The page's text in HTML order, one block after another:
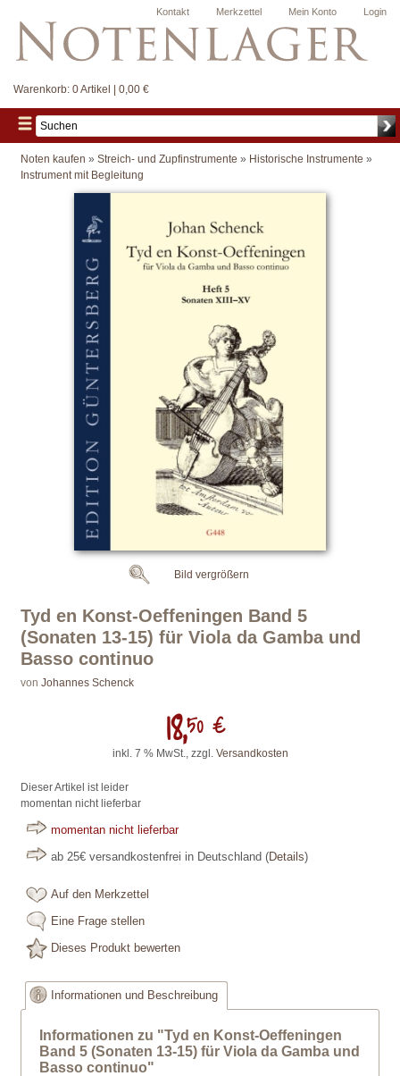
Login
Mein Konto
Merkzettel
Kontakt
Warenkorb: 0 Artikel | 0,00 €
Noten kaufen » Streich- und Zupfinstrumente » Historische Instrumente »
Instrument mit Begleitung
Tyd en Konst-Oeffeningen Band 5
(Sonaten 13-15) für Viola da Gamba und
Basso continuo
von Johannes Schenck
18,50 €
inkl. 7 % MwSt., zzgl. Versandkosten
Dieser Artikel ist leider
momentan nicht lieferbar
momentan nicht lieferbar
ab 25€ versandkostenfrei in Deutschland (Details)
Auf den Merkzettel
Eine Frage stellen
Dieses Produkt bewerten
Bild vergrößern
Informationen und Beschreibung
Informationen zu "Tyd en Konst-Oeffeningen
Band 5 (Sonaten 13-15) für Viola da Gamba und
Basso continuo"